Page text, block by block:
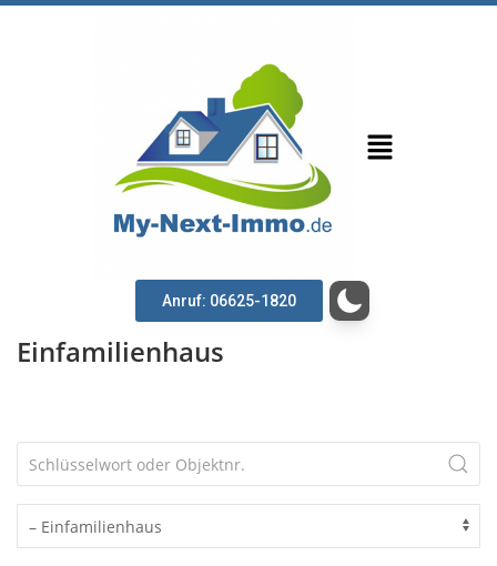
Anruf: 06625-1820
Einfamilienhaus